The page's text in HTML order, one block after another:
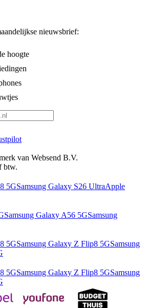
nieuwsbrief:
hoogte
van Websend B.V.
btw.
5GSamsung Galaxy S26 UltraApple
Samsung Galaxy A56 5GSamsung
5GSamsung Galaxy Z Flip8 5GSamsung
5GSamsung Galaxy Z Flip8 5GSamsung